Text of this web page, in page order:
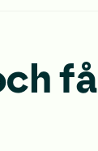
få